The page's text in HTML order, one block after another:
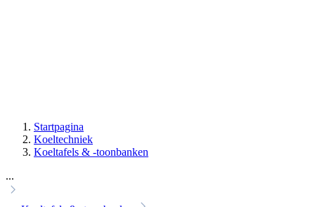
Startpagina
Koeltechniek
Koeltafels & -toonbanken
...